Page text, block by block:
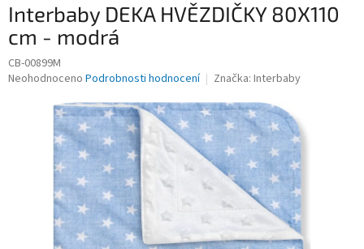
Interbaby DEKA HVĚZDIČKY 80X110
cm - modrá
CB-00899M
Průměrné
hvězdiček.
Neohodnoceno Podrobnosti hodnocení Značka: Interbaby